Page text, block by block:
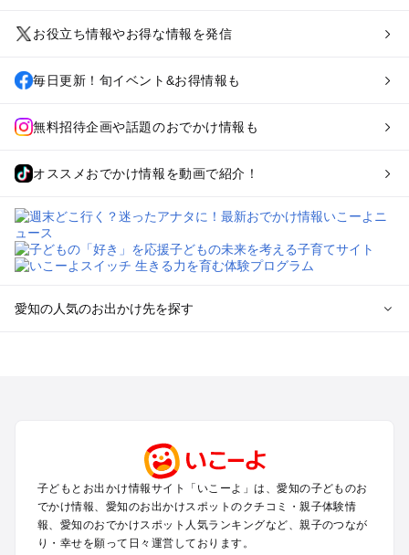
お役立ち情報やお得な情報を発信
毎日更新！旬イベント&お得情報も
無料招待企画や話題のおでかけ情報も
オススメおでかけ情報を動画で紹介！
愛知の人気のお出かけ先を探す
犬山・一宮・小牧・瀬戸・各務原・尾張のプールお出かけ
知多半島（常滑・半田・南知多）のプールお出かけ
愛知の定番お出かけスポット
愛知の遊園地
子どもとお出かけ情報サイト「いこーよ」は、愛知の子どものお
でかけ情報、愛知のお出かけスポットのクチコミ・親子体験情
報、愛知のおでかけスポット人気ランキングなど、親子のつなが
り・幸せを願って日々運営しております。